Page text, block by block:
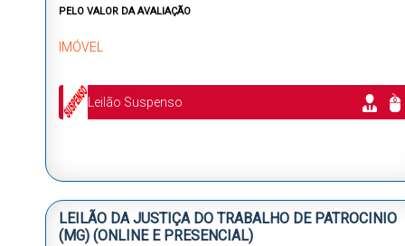
PELO VALOR DA AVALIAÇÃO
IMÓVEL
Leilão Suspenso
LEILÃO DA JUSTIÇA DO TRABALHO DE PATROCINIO
(MG) (ONLINE E PRESENCIAL)